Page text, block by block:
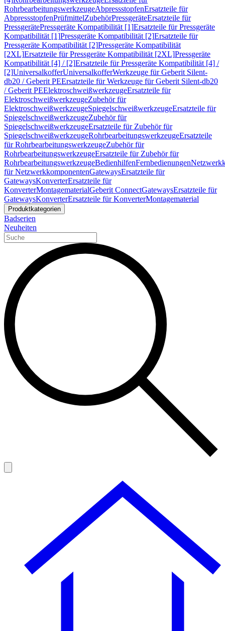
RohrbearbeitungswerkzeugeAbpressstopfenErsatzteile für
AbpressstopfenPrüfmittelZubehörPressgeräteErsatzteile für
PressgerätePressgeräte Kompatibilität [1]Ersatzteile für Pressgeräte
Kompatibilität [1]Pressgeräte Kompatibilität [2]Ersatzteile für
Pressgeräte Kompatibilität [2]Pressgeräte Kompatibilität
[2XL]Ersatzteile für Pressgeräte Kompatibilität [2XL]Pressgeräte
Kompatibilität [4] / [2]Ersatzteile für Pressgeräte Kompatibilität [4] /
[2]UniversalkofferUniversalkofferWerkzeuge für Geberit Silent-
db20 / Geberit PEErsatzteile für Werkzeuge für Geberit Silent-db20
/ Geberit PEElektroschweißwerkzeugeErsatzteile für
ElektroschweißwerkzeugeZubehör für
ElektroschweißwerkzeugeSpiegelschweißwerkzeugeErsatzteile für
SpiegelschweißwerkzeugeZubehör für
SpiegelschweißwerkzeugeErsatzteile für Zubehör für
SpiegelschweißwerkzeugeRohrbearbeitungswerkzeugeErsatzteile
für RohrbearbeitungswerkzeugeZubehör für
RohrbearbeitungswerkzeugeErsatzteile für Zubehör für
RohrbearbeitungswerkzeugeBedienhilfenFernbedienungen
für NetzwerkkomponentenGatewaysErsatzteile für
GatewaysKonverterErsatzteile für
KonverterMontagematerialGeberit ConnectGatewaysErsatzteile für
GatewaysKonverterErsatzteile für KonverterMontagematerial
Produktkategorien
Badserien
Neuheiten